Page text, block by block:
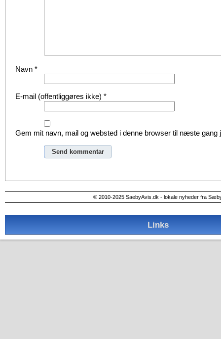
Navn *
E-mail (offentliggøres ikke) *
Gem mit navn, mail og websted i denne browser til næste gang
© 2010-2025 SaebyAvis.dk - lokale nyheder fra
Links